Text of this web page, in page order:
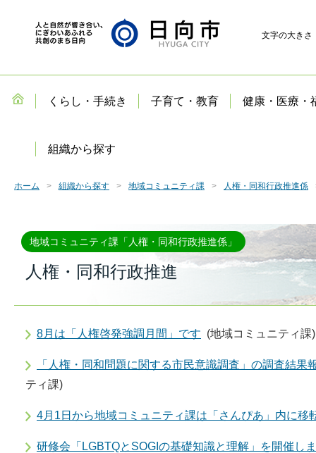
文字の大きさ
くらし・手続き 子育て・教育 健康・医療・
組織から探す
ホーム 組織から探す 地域コミュニティ課 人権・同和行政推進係
地域コミュニティ課「人権・同和行政推進係」
人権・同和行政推進
8月は「人権啓発強調月間」です (地域コミュニティ課)
「人権・同和問題に関する市民意識調査」の調査結果
ティ課)
4月1日から地域コミュニティ課は「さんぴあ」内に移
研修会「LGBTQとSOGIの基礎知識と理解」を開催し